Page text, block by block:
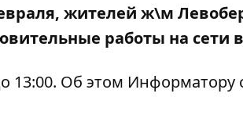
жителей ж\м
работы на сети
13:00. Об этом Информатору